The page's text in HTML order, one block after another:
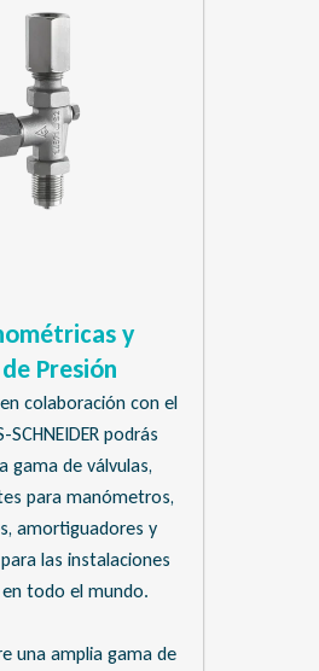
y
Presión
colaboración con el
podrás
gama de válvulas,
para manómetros,
amortiguadores y
las instalaciones
todo el mundo.
una amplia gama de